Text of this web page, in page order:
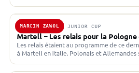
MARCIN ZAWOL
12 DÉC. 2021 · JUNIOR CUP
Martell – Les relais pour la
Les relais étaient au programme de ce
à Martell en Italie. Polonais et Allemandes